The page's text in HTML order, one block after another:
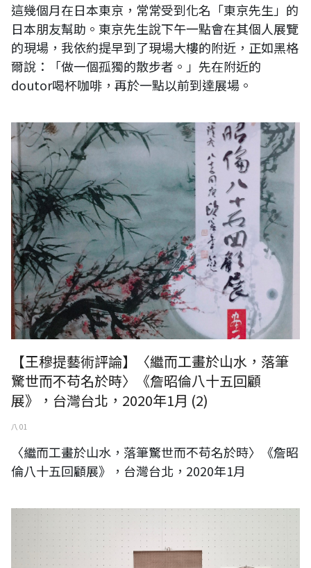
這幾個月在日本東京，常常受到化名「東京先生」的
日本朋友幫助。東京先生說下午一點會在其個人展覽
的現場，我依約提早到了現場大樓的附近，正如黑格
爾說：「做一個孤獨的散步者。」先在附近的
doutor喝杯咖啡，再於一點以前到達展場。
〈繼而工畫於山水，落筆驚世而不苟名於時〉《詹昭倫八十五回顧展》，
台灣台北，2020年1月
【王穆提藝術評論】〈繼而工畫於山水，落筆
驚世而不苟名於時〉《詹昭倫八十五回顧
展》，台灣台北，2020年1月 (2)
八 01
〈繼而工畫於山水，落筆驚世而不苟名於時〉《詹昭
倫八十五回顧展》，台灣台北，2020年1月
台灣藝術家王穆提受邀參加《台灣日本國際交流展》日本國立東京都美術
館展-〈日本第十二回東京現展〉獲得【獎勵賞】